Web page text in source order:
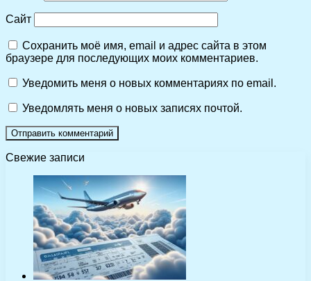
Сайт
Сохранить моё имя, email и адрес сайта в этом
браузере для последующих моих комментариев.
Уведомить меня о новых комментариях по email.
Уведомлять меня о новых записях почтой.
Свежие записи